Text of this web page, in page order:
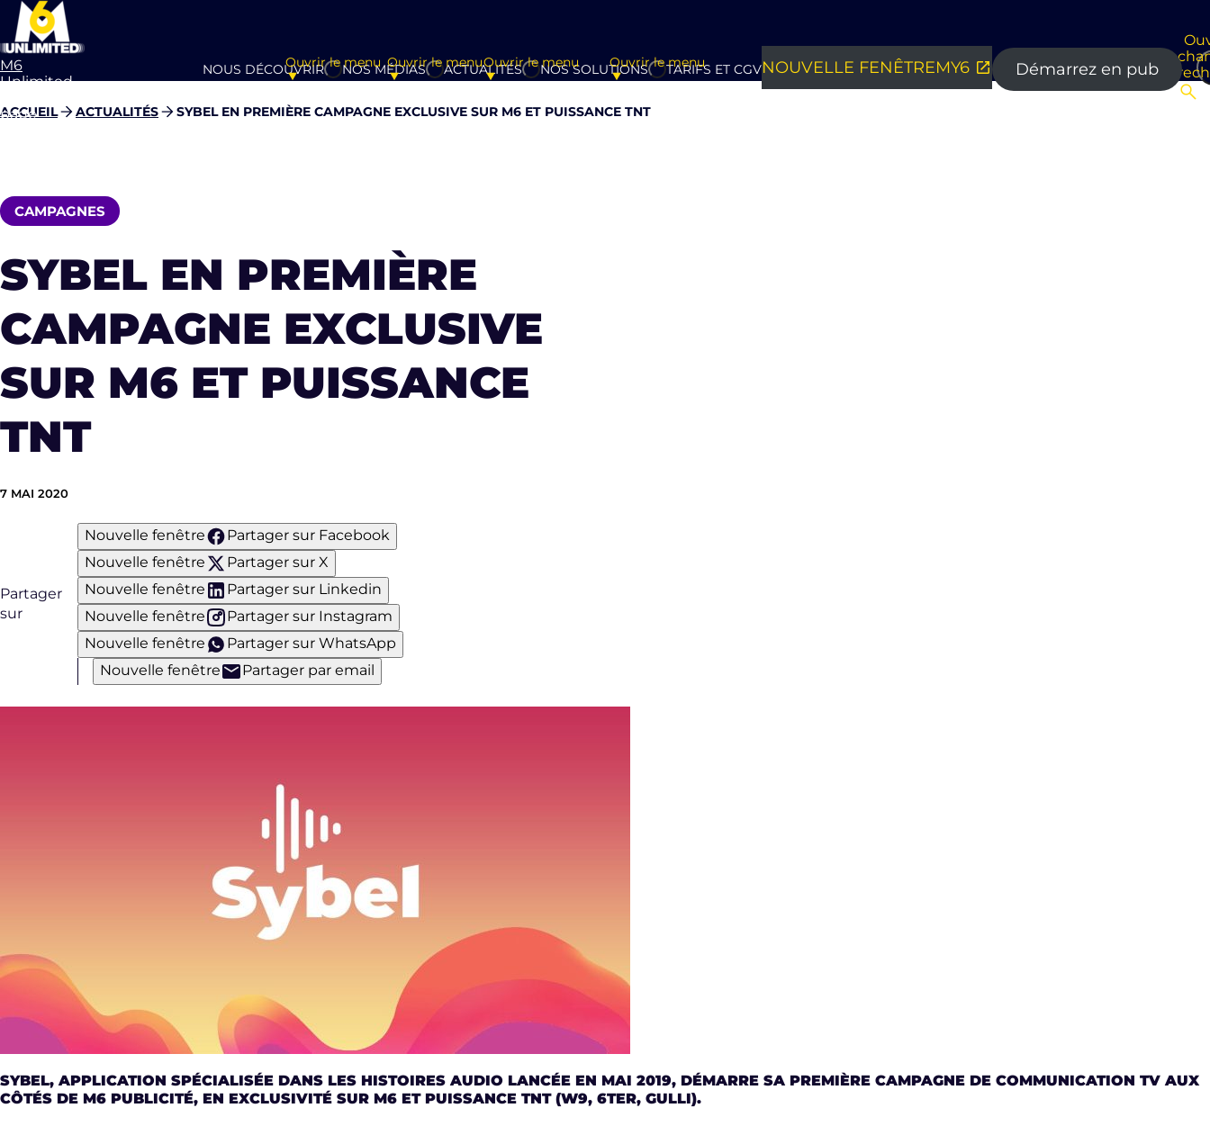
M6
Unlimited
page
NOUS DÉCOUVRIROuvrir le menuNOS MÉDIASOuvrir le menuACTUALITÉSOuvrir le menuNOS SOLUTIONSOuvrir le menuTARIFS ET CGVNOUVELLE FENÊTREMY6 Démarrez en pub
ACCUEIL ACTUALITÉS SYBEL EN PREMIÈRE CAMPAGNE EXCLUSIVE SUR M6 ET PUISSANCE TNT
CAMPAGNES
SYBEL EN PREMIÈRE
CAMPAGNE EXCLUSIVE
SUR M6 ET PUISSANCE
TNT
7 MAI 2020
Partager
sur
Nouvelle fenêtre
Partager sur Facebook
Nouvelle fenêtre
Partager sur X
Nouvelle fenêtre
Partager sur Linkedin
Nouvelle fenêtre
Partager sur Instagram
Nouvelle fenêtre
Partager sur WhatsApp
Nouvelle fenêtre
Partager par email
SYBEL, APPLICATION SPÉCIALISÉE DANS LES HISTOIRES AUDIO LANCÉE EN MAI 2019, DÉMARRE SA PREMIÈRE CAMPAGNE DE COMMUNICATION TV AUX
CÔTÉS DE M6 PUBLICITÉ, EN EXCLUSIVITÉ SUR M6 ET PUISSANCE TNT (W9, 6TER, GULLI).